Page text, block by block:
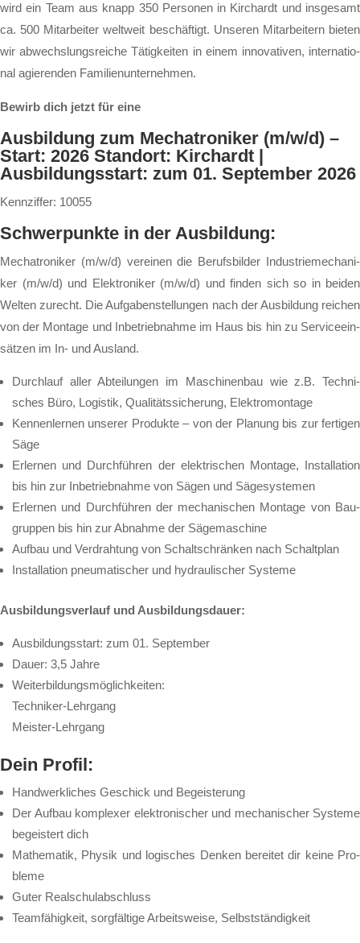
wird ein Team aus knapp 350 Per­so­nen in Kirch­ardt und ins­ge­samt
ca. 500 Mit­ar­bei­ter welt­weit be­schäf­tigt. Un­se­ren Mit­ar­bei­tern bie­ten
wir ab­wechs­lungs­rei­che Tä­tig­kei­ten in ei­nem in­no­va­ti­ven, in­ter­na­tio­
nal agie­ren­den Fa­mi­li­en­un­ter­neh­men.
Bewirb dich jetzt für eine
Ausbildung zum Mechatroniker (m/w/d) –
Start: 2026 Standort: Kirchardt |
Ausbildungsstart: zum 01. September 2026
Kennziffer: 10055
Schwer­punk­te in der Aus­bil­dung:
Me­cha­tro­ni­ker (m/w/d) ver­ei­nen die Be­rufs­bil­der In­dus­trie­me­cha­ni­
ker (m/w/d) und Elek­tro­ni­ker (m/w/d) und fin­den sich so in bei­den
Wel­ten zu­recht. Die Auf­ga­ben­stel­lun­gen nach der Aus­bil­dung rei­chen
von der Mon­ta­ge und In­be­trieb­nah­me im Haus bis hin zu Ser­vice­ein­
sät­zen im In- und Aus­land.
Durch­lauf al­ler Ab­tei­lun­gen im Ma­schi­nen­bau wie z.B. Tech­ni­
sches Bü­ro, Lo­gis­tik, Qua­li­täts­si­che­rung, Elek­tro­mon­ta­ge
Ken­nen­ler­nen un­se­rer Pro­duk­te – von der Pla­nung bis zur fer­ti­gen
Sä­ge
Er­ler­nen und Durch­füh­ren der elek­tri­schen Mon­ta­ge, In­stal­la­ti­on
bis hin zur In­be­trieb­nah­me von Sä­gen und Sä­ge­sys­te­men
Er­ler­nen und Durch­füh­ren der me­cha­ni­schen Mon­ta­ge von Bau­
grup­pen bis hin zur Ab­nah­me der Sä­ge­ma­schi­ne
Auf­bau und Ver­drah­tung von Schalt­schrän­ken nach Schalt­plan
In­stal­la­ti­on pneu­ma­ti­scher und hy­drau­li­scher Sys­te­me
Aus­bil­dungs­ver­lauf und Aus­bil­dungs­dau­er:
Aus­bil­dungs­start: zum 01. Sep­tem­ber
Dau­er: 3,5 Jah­re
Wei­ter­bil­dungs­mög­lich­kei­ten:
Tech­ni­ker-Lehr­gang
Meis­ter-Lehr­gang
Dein Pro­fil:
Hand­werk­li­ches Ge­schick und Be­geis­te­rung
Der Auf­bau kom­ple­xer elek­tro­ni­scher und me­cha­ni­scher Sys­te­me
be­geis­tert dich
Ma­the­ma­tik, Phy­sik und lo­gi­sches Den­ken be­rei­tet dir kei­ne Pro­
ble­me
Gu­ter Real­schul­ab­schluss
Team­fä­hig­keit, sorg­fäl­ti­ge Ar­beits­wei­se, Selbst­stän­dig­keit